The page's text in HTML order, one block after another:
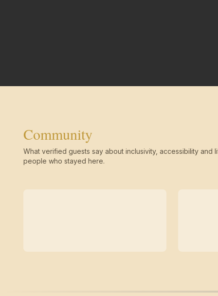
Community
What verified guests say about inclusivity, accessibility and
people who stayed here.